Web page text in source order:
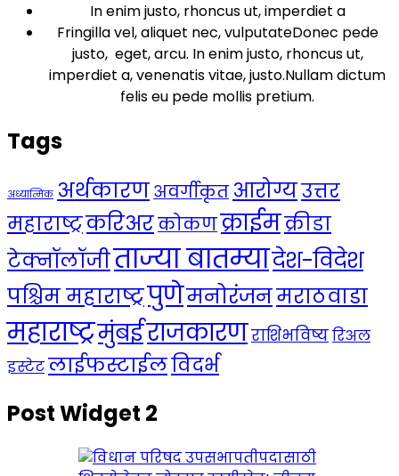
In enim justo, rhoncus ut, imperdiet a
Fringilla vel, aliquet nec, vulputateDonec pede
justo, eget, arcu. In enim justo, rhoncus ut,
imperdiet a, venenatis vitae, justo.Nullam dictum
felis eu pede mollis pretium.
Tags
अध्यात्मिक अर्थकारणअवर्गीकृत आरोग्यउत्तर
महाराष्ट्रकरिअरकोकणक्राईमक्रीडा
टेक्नॉलॉजीताज्या बातम्यादेश-विदेश
पश्चिम महाराष्ट्रपुणेमनोरंजनमराठवाडा
महाराष्ट्रमुंबईराजकारणराशिभविष्यरिअल
इस्टेटलाईफस्टाईलविदर्भ
Post Widget 2